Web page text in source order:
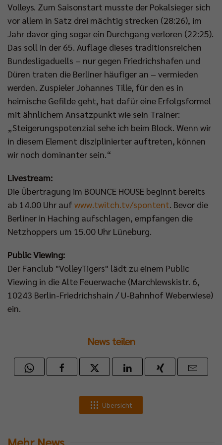
Volleys. Zum Saisonstart musste der Pokalsieger sich
vor allem in Satz drei mächtig strecken (28:26), im
Jahr davor ging sogar ein Durchgang verloren (22:25).
Das soll in der 65. Auflage dieses traditionsreichen
Bundesligaduells – nur gegen Friedrichshafen und
Düren traten die Berliner häufiger an – vermieden
werden. Zuspieler Johannes Tille, für den es in
heimische Gefilde geht, hat dafür eine Erfolgsformel
mit ähnlichem Ansatzpunkt wie sein Trainer:
„Steigerungspotenzial sehe ich beim Block. Wenn wir
in diesem Element disziplinierter auftreten, können
wir noch dominanter sein.“
Livestream:
Die Übertragung im BOUNCE HOUSE beginnt bereits
ab 14.00 Uhr auf www.twitch.tv/spontent. Bevor die
Berliner in Haching aufschlagen, empfangen die
Netzhoppers um 15.00 Uhr Lüneburg.
Public Viewing:
Der Fanclub "VolleyTigers" lädt zu einem Public
Viewing in die Alte Feuerwache (Marchlewskistr. 6,
10243 Berlin-Friedrichshain / U-Bahnhof Weberwiese)
ein.
News teilen
Übersicht